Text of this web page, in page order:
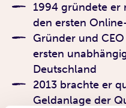
1994 gründete er
den ersten
Gründer und
ersten
Deutschland
2013 brachte er
Geldanlage der